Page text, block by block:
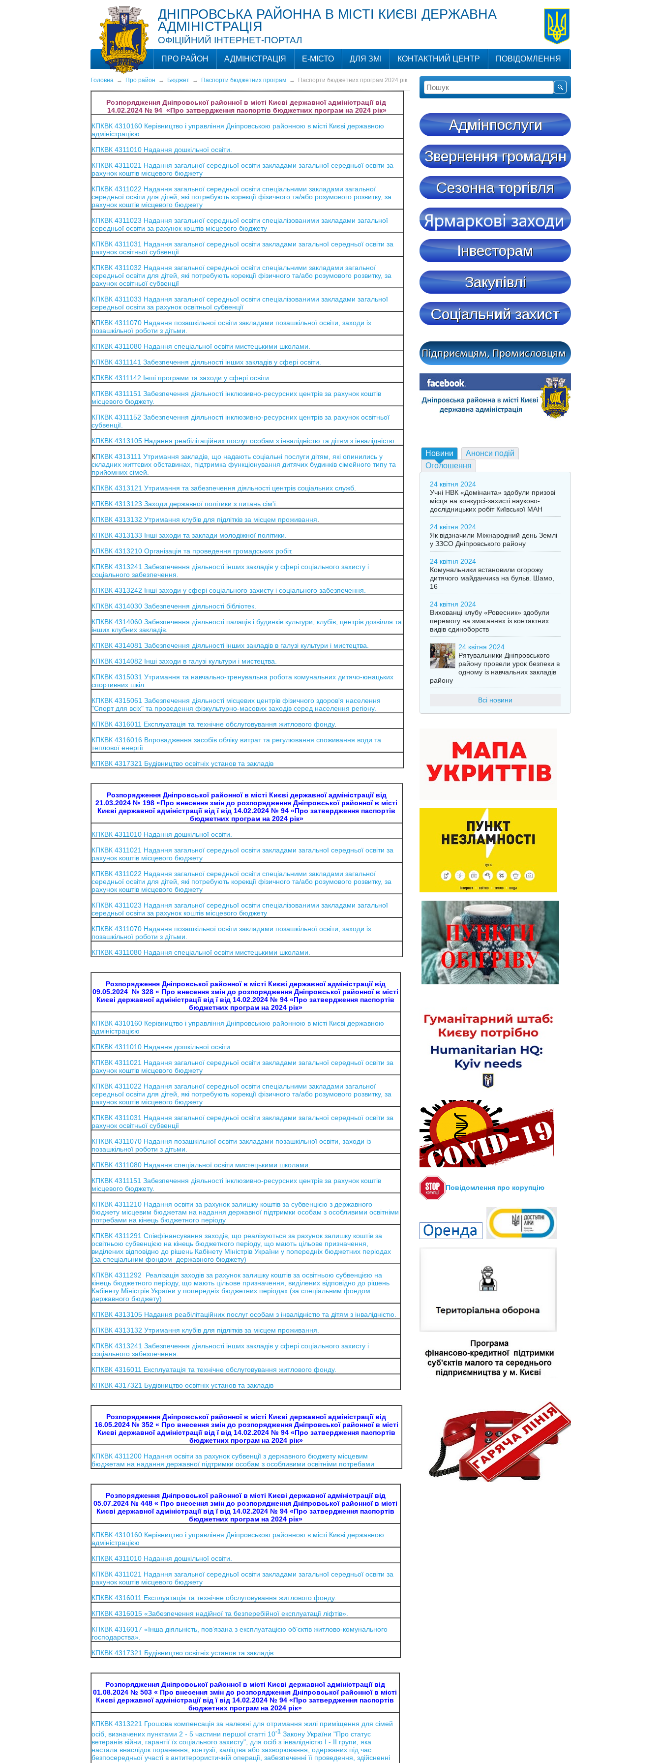
ДНІПРОВСЬКА РАЙОННА В МІСТІ КИЄВІ ДЕРЖАВНА
АДМІНІСТРАЦІЯ
ОФІЦІЙНИЙ ІНТЕРНЕТ-ПОРТАЛ
ПРО РАЙОН АДМІНІСТРАЦІЯ Е-МІСТО ДЛЯ ЗМІ КОНТАКТНИЙ ЦЕНТР ПОВІДОМЛЕННЯ
Головна→ Про район → Бюджет→ Паспорти бюджетних програм→ Паспорти бюджетних програм 2024 рік
Розпорядження Дніпровської районної в місті Києві державної адміністрації від
14.02.2024 № 94 «Про затвердження паспортів бюджетних програм на 2024 рік»
КПКВК 4310160 Керівництво і управління Дніпровською районною в місті Києві державною
адміністрацією
КПКВК 4311010 Надання дошкільної освіти.
КПКВК 4311021 Надання загальної середньої освіти закладами загальної середньої освіти за
рахунок коштів місцевого бюджету
КПКВК 4311022 Надання загальної середньої освіти спеціальними закладами загальної
середньої освіти для дітей, які потребують корекції фізичного та/або розумового розвитку, за
рахунок коштів місцевого бюджету
КПКВК 4311023 Надання загальної середньої освіти спеціалізованими закладами загальної
середньої освіти за рахунок коштів місцевого бюджету
КПКВК 4311031 Надання загальної середньої освіти закладами загальної середньої освіти за
рахунок освітньої субвенції
КПКВК 4311032 Надання загальної середньої освіти спеціальними закладами загальної
середньої освіти для дітей, які потребують корекції фізичного та/або розумового розвитку, за
рахунок освітньої субвенції
КПКВК 4311033 Надання загальної середньої освіти спеціалізованими закладами загальної
середньої освіти за рахунок освітньої субвенції
КПКВК 4311070 Надання позашкільної освіти закладами позашкільної освіти, заходи із
позашкільної роботи з дітьми.
КПКВК 4311080 Надання спеціальної освіти мистецькими школами.
КПКВК 4311141 Забезпечення діяльності інших закладів у сфері освіти.
КПКВК 4311142 Інші програми та заходи у сфері освіти.
КПКВК 4311151 Забезпечення діяльності інклюзивно-ресурсних центрів за рахунок коштів
місцевого бюджету.
КПКВК 4311152 Забезпечення діяльності інклюзивно-ресурсних центрів за рахунок освітньої
субвенції.
КПКВК 4313105 Надання реабілітаційних послуг особам з інвалідністю та дітям з інвалідністю.
КПКВК 4313111 Утримання закладів, що надають соціальні послуги дітям, які опинились у
складних життєвих обставинах, підтримка функціонування дитячих будинків сімейного типу та
прийомних сімей.
КПКВК 4313121 Утримання та забезпечення діяльності центрів соціальних служб.
КПКВК 4313123 Заходи державної політики з питань сім'ї.
КПКВК 4313132 Утримання клубів для підлітків за місцем проживання
КПКВК 4313133 Інші заходи та заклади молодіжної політики.
КПКВК 4313210 Організація та проведення громадських робіт.
КПКВК 4313241 Забезпечення діяльності інших закладів у сфері соціального захисту і
соціального забезпечення.
КПКВК 4313242 Інші заходи у сфері соціального захисту і соціального забезпечення.
КПКВК 4314030 Забезпечення діяльності бібліотек.
КПКВК 4314060 Забезпечення діяльності палаців i будинків культури, клубів, центрів дозвілля та
інших клубних закладів.
КПКВК 4314081 Забезпечення діяльності інших закладів в галузі культури і мистецтва.
КПКВК 4314082 Інші заходи в галузі культури і мистецтва.
КПКВК 4315031 Утримання та навчально-тренувальна робота комунальних дитячо-юнацьких
спортивних шкіл.
КПКВК 4315061 Забезпечення діяльності місцевих центрів фізичного здоров'я населення
"Спорт для всіх" та проведення фізкультурно-масових заходів серед населення регіону.
КПКВК 4316011 Експлуатація та технічне обслуговування житлового фонду.
КПКВК 4316016 Впровадження засобів обліку витрат та регулювання споживання води та
теплової енергії
КПКВК 4317321 Будівництво освітніх установ та закладів
Розпорядження Дніпровської районної в місті Києві державної адміністрації від
21.03.2024 № 198 «Про внесення змін до розпорядження Дніпровської районної в місті
Києві державної адміністрації від ї від 14.02.2024 № 94 «Про затвердження паспортів
бюджетних програм на 2024 рік»
КПКВК 4311010 Надання дошкільної освіти.
КПКВК 4311021 Надання загальної середньої освіти закладами загальної середньої освіти за
рахунок коштів місцевого бюджету
КПКВК 4311022 Надання загальної середньої освіти спеціальними закладами загальної
середньої освіти для дітей, які потребують корекції фізичного та/або розумового розвитку, за
рахунок коштів місцевого бюджету
КПКВК 4311023 Надання загальної середньої освіти спеціалізованими закладами загальної
середньої освіти за рахунок коштів місцевого бюджету
КПКВК 4311070 Надання позашкільної освіти закладами позашкільної освіти, заходи із
позашкільної роботи з дітьми.
КПКВК 4311080 Надання спеціальної освіти мистецькими школами.
Розпорядження Дніпровської районної в місті Києві державної адміністрації від
09.05.2024 № 328 « Про внесення змін до розпорядження Дніпровської районної в місті
Києві державної адміністрації від ї від 14.02.2024 № 94 «Про затвердження паспортів
бюджетних програм на 2024 рік»
КПКВК 4310160 Керівництво і управління Дніпровською районною в місті Києві державною
адміністрацією
КПКВК 4311010 Надання дошкільної освіти.
КПКВК 4311021 Надання загальної середньої освіти закладами загальної середньої освіти за
рахунок коштів місцевого бюджету
КПКВК 4311022 Надання загальної середньої освіти спеціальними закладами загальної
середньої освіти для дітей, які потребують корекції фізичного та/або розумового розвитку, за
рахунок коштів місцевого бюджету
КПКВК 4311031 Надання загальної середньої освіти закладами загальної середньої освіти за
рахунок освітньої субвенції
КПКВК 4311070 Надання позашкільної освіти закладами позашкільної освіти, заходи із
позашкільної роботи з дітьми.
КПКВК 4311080 Надання спеціальної освіти мистецькими школами.
КПКВК 4311151 Забезпечення діяльності інклюзивно-ресурсних центрів за рахунок коштів
місцевого бюджету.
КПКВК 4311210 Надання освіти за рахунок залишку коштів за субвенцією з державного
бюджету місцевим бюджетам на надання державної підтримки особам з особливими освітніми
потребами на кінець бюджетного періоду
КПКВК 4311291 Співфінансування заходів, що реалізуються за рахунок залишку коштів за
освітньою субвенцією на кінець бюджетного періоду, що мають цільове призначення,
виділених відповідно до рішень Кабінету Міністрів України у попередніх бюджетних періодах
(за спеціальним фондом державного бюджету)
КПКВК 4311292 Реалізація заходів за рахунок залишку коштів за освітньою субвенцією на
кінець бюджетного періоду, що мають цільове призначення, виділених відповідно до рішень
Кабінету Міністрів України у попередніх бюджетних періодах (за спеціальним фондом
державного бюджету)
КПКВК 4313105 Надання реабілітаційних послуг особам з інвалідністю та дітям з інвалідністю.
КПКВК 4313132 Утримання клубів для підлітків за місцем проживання.
КПКВК 4313241 Забезпечення діяльності інших закладів у сфері соціального захисту і
соціального забезпечення.
КПКВК 4316011 Експлуатація та технічне обслуговування житлового фонду.
КПКВК 4317321 Будівництво освітніх установ та закладів
Розпорядження Дніпровської районної в місті Києві державної адміністрації від
16.05.2024 № 352 « Про внесення змін до розпорядження Дніпровської районної в місті
Києві державної адміністрації від ї від 14.02.2024 № 94 «Про затвердження паспортів
бюджетних програм на 2024 рік»
КПКВК 4311200 Надання освіти за рахунок субвенції з державного бюджету місцевим
бюджетам на надання державної підтримки особам з особливими освітніми потребами
Розпорядження Дніпровської районної в місті Києві державної адміністрації від
05.07.2024 № 448 « Про внесення змін до розпорядження Дніпровської районної в місті
Києві державної адміністрації від ї від 14.02.2024 № 94 «Про затвердження паспортів
бюджетних програм на 2024 рік»
КПКВК 4310160 Керівництво і управління Дніпровською районною в місті Києві державною
адміністрацією
КПКВК 4311010 Надання дошкільної освіти.
КПКВК 4311021 Надання загальної середньої освіти закладами загальної середньої освіти за
рахунок коштів місцевого бюджету
КПКВК 4316011 Експлуатація та технічне обслуговування житлового фонду.
КПКВК 4316015 «Забезпечення надійної та безперебійної експлуатації ліфтів».
КПКВК 4316017 «Інша діяльність, пов’язана з експлуатацією об’єктів житлово-комунального
господарства».
КПКВК 4317321 Будівництво освітніх установ та закладів
Розпорядження Дніпровської районної в місті Києві державної адміністрації від
01.08.2024 № 503 « Про внесення змін до розпорядження Дніпровської районної в місті
Києві державної адміністрації від ї від 14.02.2024 № 94 «Про затвердження паспортів
бюджетних програм на 2024 рік»
КПКВК 4313221 Грошова компенсація за належні для отримання жилі приміщення для сімей
осіб, визначених пунктами 2 - 5 частини першої статті 10-1Закону України "Про статус
ветеранів війни, гарантії їх соціального захисту", для осіб з інвалідністю I - II групи, яка
настала внаслідок поранення, контузії, каліцтва або захворювання, одержаних під час
безпосередньої участі в антитерористичній операції, забезпеченні її проведення, здійсненні
Новини
Анонси подій
Оголошення
24 квітня 2024
Учні НВК «Домінанта» здобули призові
місця на конкурсі-захисті науково-
дослідницьких робіт Київської МАН
24 квітня 2024
Як відзначили Міжнародний день Землі
у ЗЗСО Дніпровського району
24 квітня 2024
Комунальники встановили огорожу
дитячого майданчика на бульв. Шамо,
16
24 квітня 2024
Вихованці клубу «Ровесник» здобули
перемогу на змаганнях із контактних
видів єдиноборств
24 квітня 2024
Рятувальники Дніпровського
району провели урок безпеки в
одному із навчальних закладів
району
Всі новини
Повідомлення про корупцію